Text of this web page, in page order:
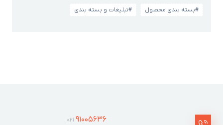
#بسته بندی محصول #تبلیغات و بسته بندی
021 91005636